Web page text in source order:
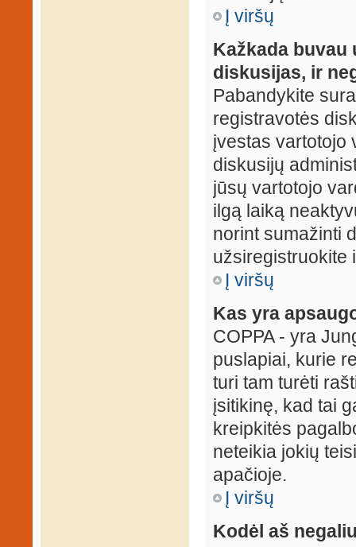
Į viršų
Kažkada buvau
diskusijas, ir
Pabandykite
registravotės
įvestas vartotojo
diskusijų
jūsų vartotojo
ilgą laiką
norint sumažinti
užsiregistruokite
Į viršų
Kas yra
COPPA - yra
puslapiai, kurie
turi tam turėti
įsitikinę, kad tai
kreipkitės
neteikia jokių
apačioje.
Į viršų
Kodėl aš